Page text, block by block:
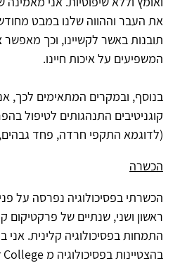
את העבר וההווה שלנו במבט
תובנות באשר לקשיינו, וכך מאפשר
המשפיעים על איכות חיינו.
בנוסף, ובמקרים המתאימים לכך,
קוגניטיבים התנהגותים לטיפול
(לדוגמא התקפי חרדה, פחד
הכשרה
ראשון ושני, שנתיים של פרקטיקום
התמחות בפסיכולוגיה קלינית. אני
בהצטיינות בפסיכולוגיה מ